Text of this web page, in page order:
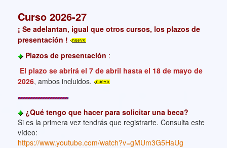
Curso 2026-27
¡ Se adelantan, igual que otros cursos, los plazos de
presentación !
Plazos de presentación :
El plazo se abrirá el 7 de abril hasta el 18 de mayo de
2026, ambos incluidos.
¿Qué tengo que hacer para solicitar una beca?
Si es la primera vez tendrás que registrarte. Consulta este
vídeo:
https://www.youtube.com/watch?v=gMUm3G5HaUg